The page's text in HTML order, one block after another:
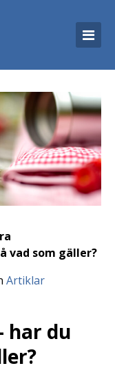
vad som gäller?
Artiklar
har du